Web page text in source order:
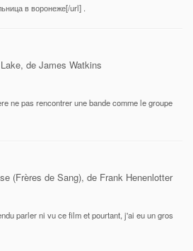
в воронеже[/url] .
de James Watkins
ne pas rencontrer une bande comme le groupe
(Frères de Sang), de Frank Henenlotter
parler ni vu ce film et pourtant, j'ai eu un gros